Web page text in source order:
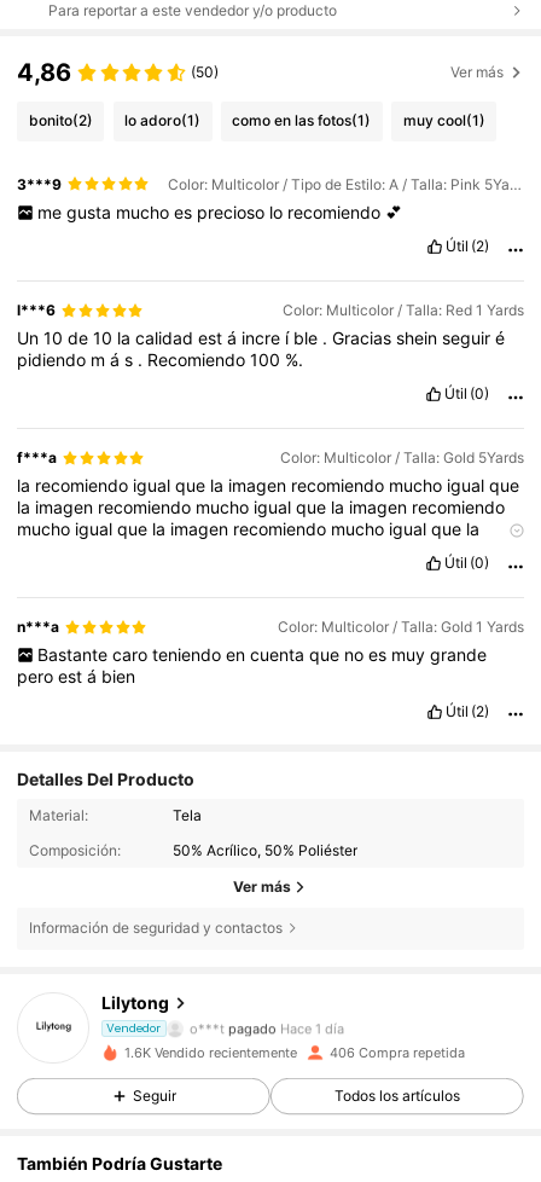
Para reportar a este vendedor y/o producto
4,86 (50) Ver más
bonito(2) lo adoro(1) como en las fotos(1) muy cool(1)
3***9 Color: Multicolor / Tipo de Estilo: A / Talla: Pink 5Yards
me gusta mucho es precioso lo recomiendo 💕
Útil (2)
l***6 Color: Multicolor / Talla: Red 1 Yards
Un10de10 lacalidadestá incre í ble .Graciassheinseguiré
pidiendo más . Recomiendo100 %.
Útil (0)
f***a Color: Multicolor / Talla: Gold 5Yards
la recomiendo igualque la imagen recomiendo mucho igualque
la imagen recomiendo mucho igualque la imagen recomiendo
mucho igualque la imagen recomiendo mucho igualque la
Útil (0)
n***a Color: Multicolor / Talla: Gold 1 Yards
Bastante caro teniendo en cuenta que no es muy grande
peroestá bien
Útil (2)
Detalles Del Producto
Material:
Tela
Composición:
50% Acrílico, 50% Poliéster
Ver más
Información de seguridad y contactos
Lilytong
Vendedor
4,83 3K Seguidores
4,83
o***t pagado Hace 1 día
3K Seguidores
4,83
1.6K Vendido recientemente 406 Compra repetida
Seguir Todos los artículos
También Podría Gustarte